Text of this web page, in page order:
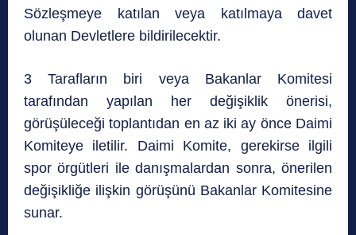
Sözleşmeye katılan veya katılmaya davet
olunan Devletlere bildirilecektir.
3 Tarafların biri veya Bakanlar Komitesi
tarafından yapılan her değişiklik önerisi,
görüşüleceği toplantıdan en az iki ay önce Daimi
Komiteye iletilir. Daimi Komite, gerekirse ilgili
spor örgütleri ile danışmalardan sonra, önerilen
değişikliğe ilişkin görüşünü Bakanlar Komitesine
sunar.